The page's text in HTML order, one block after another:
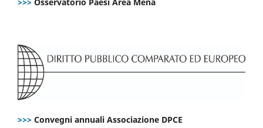
>>> Convegni annuali Associazione DPCE